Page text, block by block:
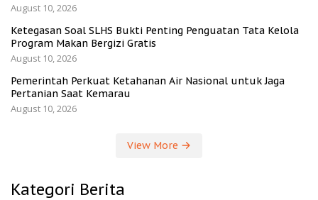
August 10, 2026
Ketegasan Soal SLHS Bukti Penting Penguatan Tata Kelola
Program Makan Bergizi Gratis
August 10, 2026
Pemerintah Perkuat Ketahanan Air Nasional untuk Jaga
Pertanian Saat Kemarau
August 10, 2026
View More
Kategori Berita